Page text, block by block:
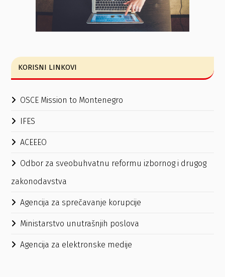
KORISNI LINKOVI
OSCE Mission to Montenegro
IFES
ACEEEO
Odbor za sveobuhvatnu reformu izbornog i drugog
zakonodavstva
Agencija za sprečavanje korupcije
Ministarstvo unutrašnjih poslova
Agencija za elektronske medije